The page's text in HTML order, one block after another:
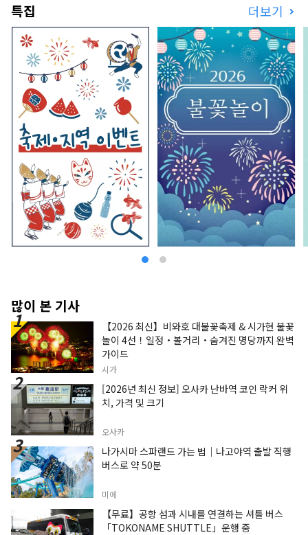
특집 더보기
많이 본 기사
【2026 최신】비와호 대불꽃축제 & 시가현 불꽃
놀이 4선！일정・볼거리・숨겨진 명당까지 완벽
가이드
시가
[2026년 최신 정보] 오사카 난바역 코인 락커 위
치, 가격 및 크기
오사카
나가시마 스파랜드 가는 법｜나고야역 출발 직행
버스로 약 50분
미에
【무료】공항 섬과 시내를 연결하는 셔틀 버스
「TOKONAME SHUTTLE」운행 중